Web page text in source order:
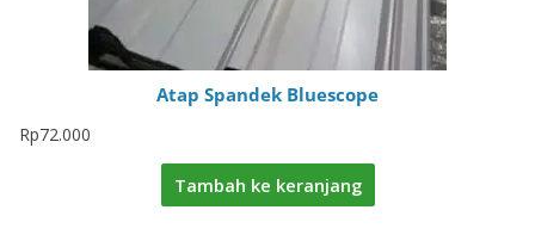
Atap Spandek Bluescope
Rp72.000
Tambah ke keranjang